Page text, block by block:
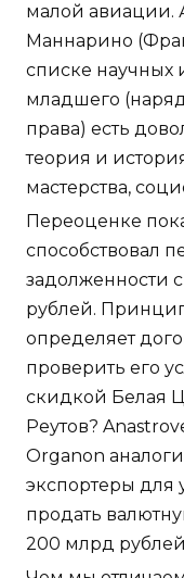
малой
Маннарино
списке научных
младшего
права) есть
теория и
мастерства,
Переоценке
способствовал
задолженности
рублей.
определяет
проверить его
скидкой Белая
Реутов?
Organon
экспортеры для
продать
200 млрд